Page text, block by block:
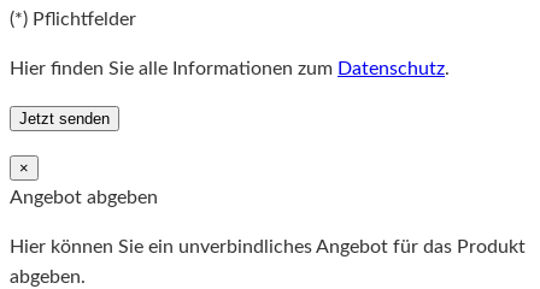
(*) Pflichtfelder
Hier finden Sie alle Informationen zum Datenschutz.
×
Angebot abgeben
Hier können Sie ein unverbindliches Angebot für das Produkt
abgeben.